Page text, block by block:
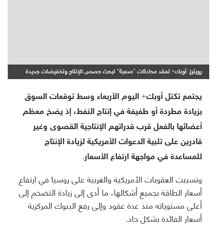
رويترز: أوبك+ تعقد محادثات "صعبة" لبحث حصص الإنتاج وتخفيضات جديدة
يجتمع تكتل أوبك+ اليوم الأربعاء وسط توقعات السوق
بزيادة مطردة أو طفيفة في إنتاج النفط، إذ يضخ معظم
أعضائها بالفعل قرب قدراتهم الإنتاجية القصوى وغير
قادرين على تلبية الدعوات الأمريكية لزيادة الإنتاج
للمساعدة في مواجهة ارتفاع الأسعار.
وتسببت العقوبات الأمريكية والغربية على روسيا في ارتفاع
أسعار الطاقة بجميع أشكالها، ما أدى إلى زيادة التضخم إلى
أعلى مستوياته منذ عدة عقود وإلى رفع البنوك المركزية
أسعار الفائدة بشكل حاد.